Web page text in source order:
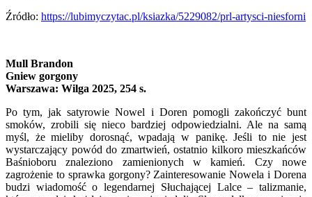
Źródło: https://lubimyczytac.pl/ksiazka/5229082/prl-artysci-niesforni
Mull Brandon
Gniew gorgony
Warszawa: Wilga 2025, 254 s.
Po tym, jak satyrowie Nowel i Doren pomogli zakończyć bunt
smoków, zrobili się nieco bardziej odpowiedzialni. Ale na samą
myśl, że mieliby dorosnąć, wpadają w panikę. Jeśli to nie jest
wystarczający powód do zmartwień, ostatnio kilkoro mieszkańców
Baśnioboru znaleziono zamienionych w kamień. Czy nowe
zagrożenie to sprawka gorgony? Zainteresowanie Nowela i Dorena
budzi wiadomość o legendarnej Słuchającej Lalce – talizmanie,